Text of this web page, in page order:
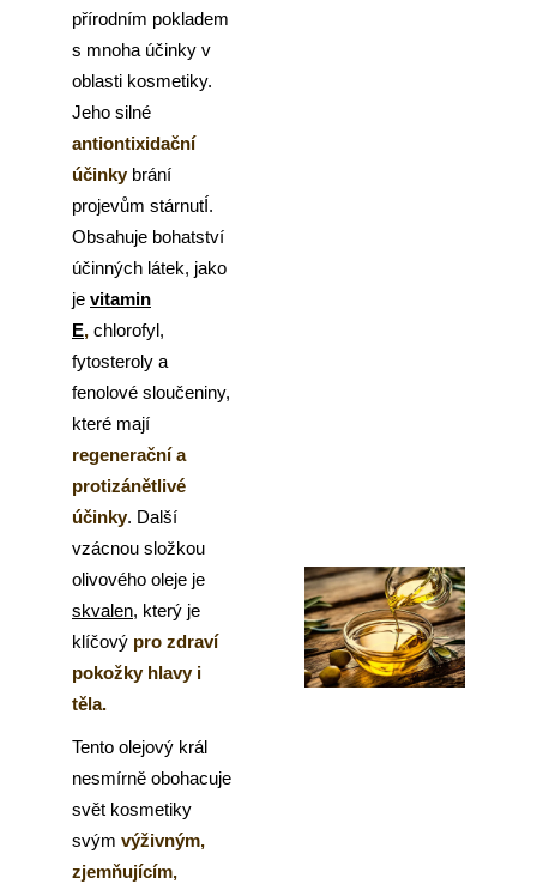
přírodním pokladem
s mnoha účinky v
oblasti kosmetiky.
Jeho silné
antiontixidační
účinkybrání
projevům stárnutÍ.
Obsahuje bohatství
účinných látek, jako
je vitamin
E, chlorofyl,
fytosteroly a
fenolové sloučeniny,
které mají
regenerační a
protizánětlivé
účinky. Další
vzácnou složkou
olivového oleje je
skvalen, který je
klíčový pro zdraví
pokožky hlavy i
těla.
Tento olejový král
nesmírně obohacuje
svět kosmetiky
svým výživným,
zjemňujícím,